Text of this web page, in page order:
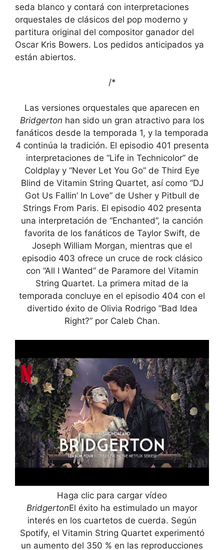
seda blanco y contará con interpretaciones
orquestales de clásicos del pop moderno y
partitura original del compositor ganador del
Oscar Kris Bowers. Los pedidos anticipados ya
están abiertos.
/*
Las versiones orquestales que aparecen en
Bridgerton han sido un gran atractivo para los
fanáticos desde la temporada 1, y la temporada
4 continúa la tradición. El episodio 401 presenta
interpretaciones de “Life in Technicolor” de
Coldplay y “Never Let You Go” de Third Eye
Blind de Vitamin String Quartet, así como “DJ
Got Us Fallin’ In Love” de Usher y Pitbull de
Strings From Paris. El episodio 402 presenta
una interpretación de “Enchanted”, la canción
favorita de los fanáticos de Taylor Swift, de
Joseph William Morgan, mientras que el
episodio 403 ofrece un cruce de rock clásico
con “All I Wanted” de Paramore del Vitamin
String Quartet. La primera mitad de la
temporada concluye en el episodio 404 con el
divertido éxito de Olivia Rodrigo “Bad Idea
Right?” por Caleb Chan.
Haga clic para cargar vídeo
BridgertonEl éxito ha estimulado un mayor
interés en los cuartetos de cuerda. Según
Spotify, el Vitamin String Quartet experimentó
un aumento del 350 % en las reproducciones